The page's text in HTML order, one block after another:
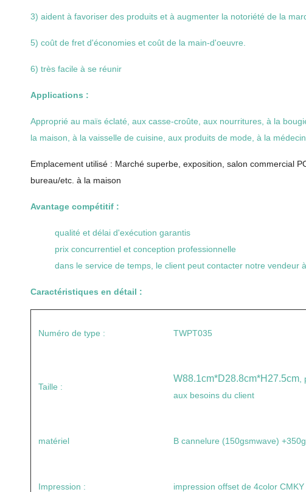
3) aident à favoriser des produits et à augmenter la notoriété de la
5) coût de fret d'économies et coût de la main-d'oeuvre.
6) très facile à se réunir
Applications :
Approprié au maïs éclaté, aux casse-croûte, aux nourritures, à la
la maison, à la vaisselle de cuisine, aux produits de mode, à la
Emplacement utilisé : Marché superbe, exposition, salon commercial
bureau/etc. à la maison
Avantage compétitif :
qualité et délai d'exécution garantis
prix concurrentiel et conception professionnelle
dans le service de temps, le client peut contacter notre vendeur
Caractéristiques en détail :
Numéro de type : TWPT035
Taille :
W88.1cm*D28.8cm*H27.5cm
aux besoins du client
matériel B cannelure (150gsmwave)
Impression : impression offset de 4color CMKY